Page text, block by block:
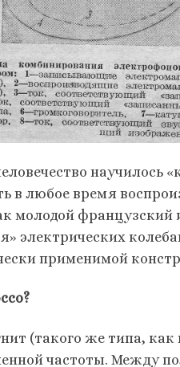
научилось
в любое время
молодой французский
электрических
применимой
(такого же типа,
частоты. Между